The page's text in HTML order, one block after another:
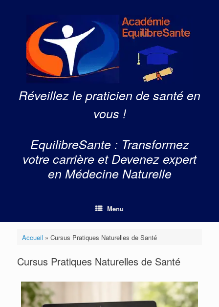
Réveillez le praticien de santé en
vous !
EquilibreSante : Transformez
votre carrière et Devenez expert
en Médecine Naturelle
Menu
Accueil » Cursus Pratiques Naturelles de Santé
Cursus Pratiques Naturelles de Santé